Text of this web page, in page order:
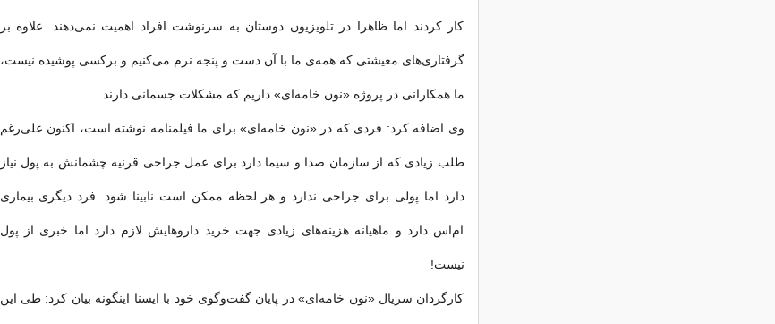
کار کردند اما ظاهرا در تلویزیون دوستان به سرنوشت افراد اهمیت نمی‌دهند. علاوه بر
گرفتاری‌های معیشتی که همه‌ی ما با آن دست و پنجه نرم می‌کنیم و برکسی پوشیده نیست،
ما همکارانی در پروژه «نون خامه‌ای» داریم که مشکلات جسمانی دارند.
وی اضافه کرد: فردی که در «نون خامه‌ای» برای ما فیلمنامه نوشته است، اکنون علی‌رغم
طلب زیادی که از سازمان صدا و سیما دارد برای عمل جراحی قرنیه چشمانش به پول نیاز
دارد اما پولی برای جراحی ندارد و هر لحظه ممکن است نابینا شود. فرد دیگری بیماری
ام‌اس دارد و ماهیانه هزینه‌های زیادی جهت خرید داروهایش لازم دارد اما خبری از پول
نیست!
کارگردان سریال «نون خامه‌ای» در پایان گفت‌وگوی خود با ایسنا اینگونه بیان کرد: طی این